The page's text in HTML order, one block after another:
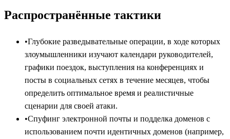
Распространённые тактики
•Глубокие разведывательные операции, в ходе которых
злоумышленники изучают календари руководителей,
графики поездок, выступления на конференциях и
посты в социальных сетях в течение месяцев, чтобы
определить оптимальное время и реалистичные
сценарии для своей атаки.
•Спуфинг электронной почты и подделка доменов с
использованием почти идентичных доменов (например,